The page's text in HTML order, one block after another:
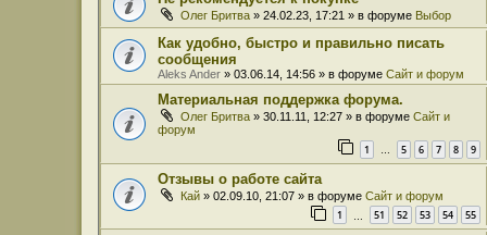
Олег Бритва » 24.02.23, 17:21 » в форуме Выбор
Как удобно, быстро и правильно писать
сообщения
Aleks Ander » 03.06.14, 14:56 » в форуме Сайт и форум
Материальная поддержка форума.
Олег Бритва » 30.11.11, 12:27 » в форуме Сайт и
форум
1 … 5 6 7 8 9
Отзывы о работе сайта
Кай » 02.09.10, 21:07 » в форуме Сайт и форум
1 51 52 53 54 55